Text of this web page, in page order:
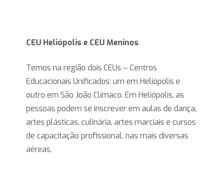
CEU Heliópolis e CEU Meninos
Temos na região dois CEUs – Centros
Educacionais Unificados: um em Heliópolis e
outro em São João Clímaco. Em Heliópolis, as
pessoas podem se inscrever em aulas de dança,
artes plásticas, culinária, artes marciais e cursos
de capacitação profissional, nas mais diversas
aéreas,